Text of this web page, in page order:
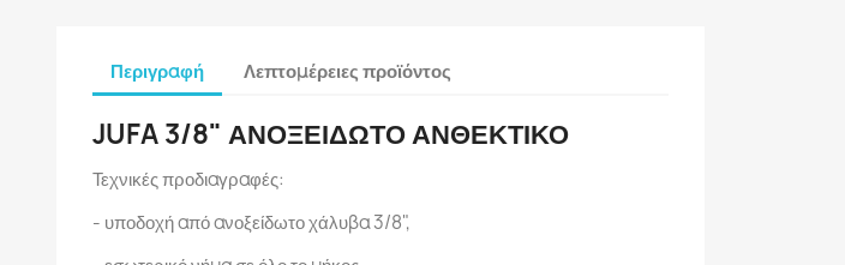
Περιγραφή Λεπτομέρειες προϊόντος
JUFA 3/8" ΑΝΟΞΕΙΔΩΤΟ ΑΝΘΕΚΤΙΚΟ
Τεχνικές προδιαγραφές:
- υποδοχή από ανοξείδωτο χάλυβα 3/8",